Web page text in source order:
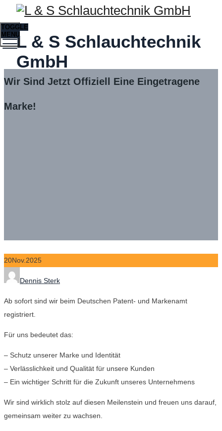
L & S Schlauchtechnik
GmbH
TOGGLE
MENU
Wir Sind Jetzt Offiziell Eine Eingetragene
Marke!
20Nov. 2025
Dennis Sterk
Ab sofort sind wir beim Deutschen Patent- und Markenamt
registriert.
Für uns bedeutet das:
– Schutz unserer Marke und Identität
– Verlässlichkeit und Qualität für unsere Kunden
– Ein wichtiger Schritt für die Zukunft unseres Unternehmens
Wir sind wirklich stolz auf diesen Meilenstein und freuen uns darauf,
gemeinsam weiter zu wachsen.